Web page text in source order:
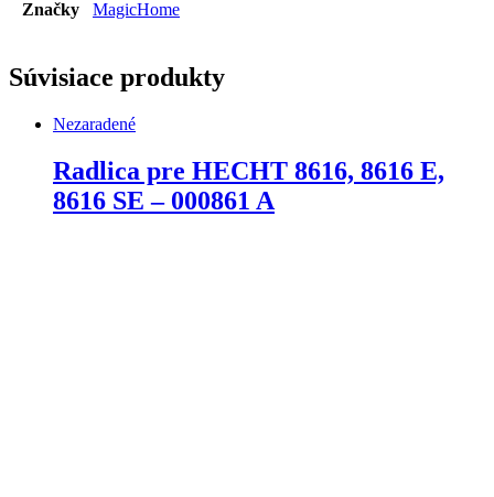
Značky MagicHome
Súvisiace produkty
Nezaradené
Radlica pre HECHT 8616, 8616 E,
8616 SE – 000861 A